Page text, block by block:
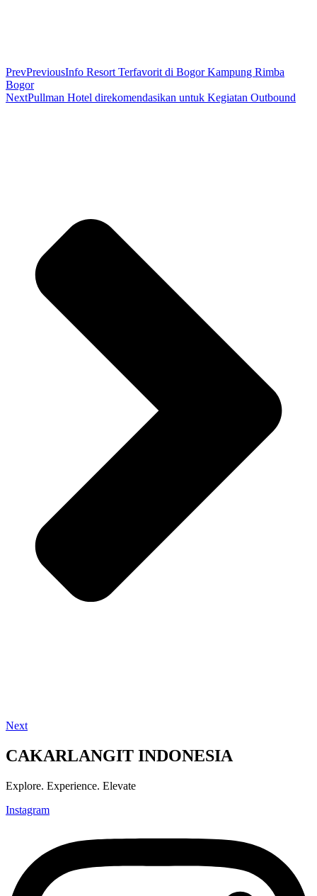
PrevPreviousInfo Resort Terfavorit di Bogor Kampung Rimba
Bogor
NextPullman Hotel direkomendasikan untuk Kegiatan Outbound
Next
CAKARLANGIT INDONESIA
Explore. Experience. Elevate
Instagram